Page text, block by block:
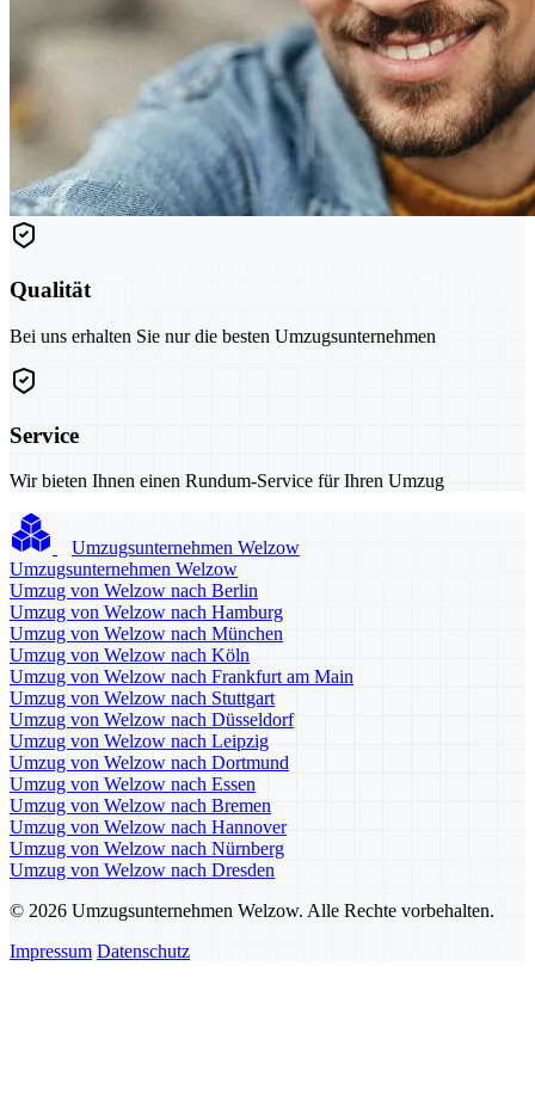
Qualität
Bei uns erhalten Sie nur die besten Umzugsunternehmen
Service
Wir bieten Ihnen einen Rundum-Service für Ihren Umzug
Umzugsunternehmen Welzow
Umzugsunternehmen Welzow
Umzug von Welzow nach Berlin
Umzug von Welzow nach Hamburg
Umzug von Welzow nach München
Umzug von Welzow nach Köln
Umzug von Welzow nach Frankfurt am Main
Umzug von Welzow nach Stuttgart
Umzug von Welzow nach Düsseldorf
Umzug von Welzow nach Leipzig
Umzug von Welzow nach Dortmund
Umzug von Welzow nach Essen
Umzug von Welzow nach Bremen
Umzug von Welzow nach Hannover
Umzug von Welzow nach Nürnberg
Umzug von Welzow nach Dresden
© 2026 Umzugsunternehmen Welzow. Alle Rechte vorbehalten.
Impressum Datenschutz